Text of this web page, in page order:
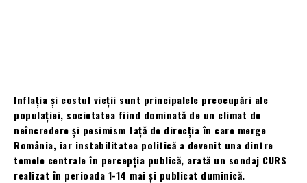
Inflația și costul vieții sunt principalele preocupări ale
populației, societatea fiind dominată de un climat de
neîncredere și pesimism față de direcția în care merge
România, iar instabilitatea politică a devenit una dintre
temele centrale în percepția publică, arată un sondaj CURS
realizat în perioada 1-14 mai și publicat duminică.